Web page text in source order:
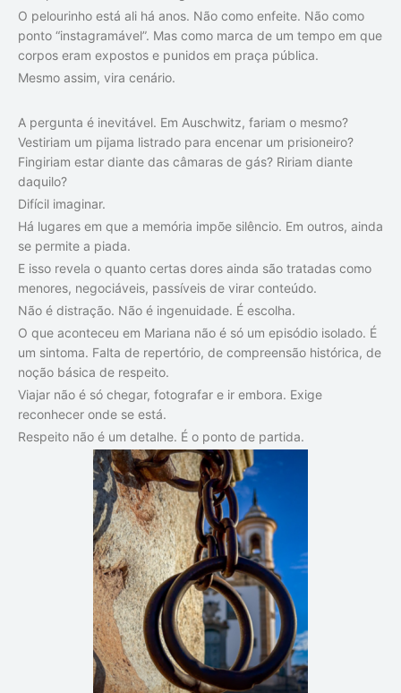
O pelourinho está ali há anos. Não como enfeite. Não como
ponto “instagramável”. Mas como marca de um tempo em que
corpos eram expostos e punidos em praça pública.
Mesmo assim, vira cenário.
A pergunta é inevitável. Em Auschwitz, fariam o mesmo?
Vestiriam um pijama listrado para encenar um prisioneiro?
Fingiriam estar diante das câmaras de gás? Ririam diante
daquilo?
Difícil imaginar.
Há lugares em que a memória impõe silêncio. Em outros, ainda
se permite a piada.
E isso revela o quanto certas dores ainda são tratadas como
menores, negociáveis, passíveis de virar conteúdo.
Não é distração. Não é ingenuidade. É escolha.
O que aconteceu em Mariana não é só um episódio isolado. É
um sintoma. Falta de repertório, de compreensão histórica, de
noção básica de respeito.
Viajar não é só chegar, fotografar e ir embora. Exige
reconhecer onde se está.
Respeito não é um detalhe. É o ponto de partida.